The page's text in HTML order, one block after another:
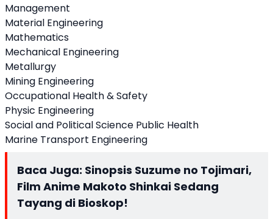
Management
Material Engineering
Mathematics
Mechanical Engineering
Metallurgy
Mining Engineering
Occupational Health & Safety
Physic Engineering
Social and Political Science Public Health
Marine Transport Engineering
Baca Juga: Sinopsis Suzume no Tojimari,
Film Anime Makoto Shinkai Sedang
Tayang di Bioskop!